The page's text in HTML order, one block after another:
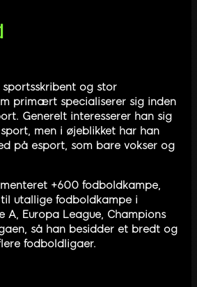
sportsskribent og stor
primært specialiserer sig inden
Generelt interesserer han sig
men i øjeblikket har han
på esport, som bare vokser og
+600 fodboldkampe,
utallige fodboldkampe i
A, Europa League, Champions
så han besidder et bredt og
fodboldligaer.